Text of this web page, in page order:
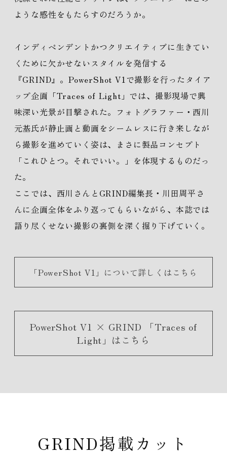
ような感性をもたらすのだろうか。
インディペンデントかつクリエイティブに生きてい
くために欠かせないスタイルを発信する
『GRIND』。PowerShot V1で撮影を行ったタイア
ップ企画「Traces of Light」では、撮影現場で興
味深い光景が目撃された。フォトグラファー・西川
元基氏が静止画と動画をシームレスに行き来しなが
ら撮影を進めていく姿は、まさに製品コンセプト
「これひとつ。それでいい。」を体現するものだっ
た。
ここでは、西川さんとGRIND編集長・川田周平さ
んに企画全体をふり返ってもらいながら、本誌では
語り尽くせない撮影の裏側を深く掘り下げていく。
「PowerShot V1」について詳しくはこちら
PowerShot V1 × GRIND 「Traces of
Light」はこちら
GRIND掲載カット